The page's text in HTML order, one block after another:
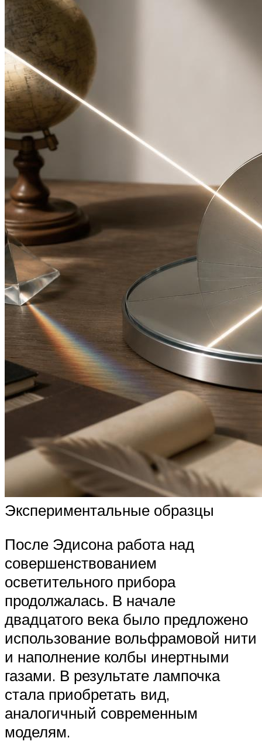
Экспериментальные образцы
После Эдисона работа над
совершенствованием
осветительного прибора
продолжалась. В начале
двадцатого века было предложено
использование вольфрамовой нити
и наполнение колбы инертными
газами. В результате лампочка
стала приобретать вид,
аналогичный современным
моделям.